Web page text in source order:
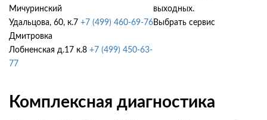
Мичуринский
Удальцова, 60, к.7 +7 (499) 460-69-76
Дмитровка
Лобненская д.17 к.8 +7 (499) 450-63-
77
выходных.
Выбрать сервис
Комплексная диагностика